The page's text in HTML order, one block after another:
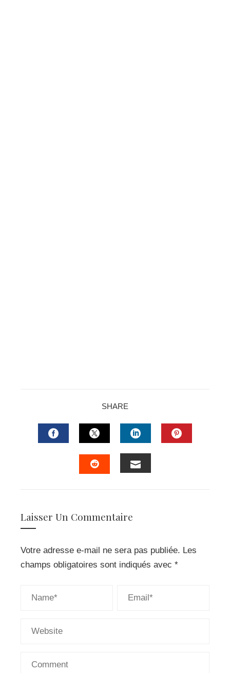
SHARE
FACEBOOKTWITTERLINKEDIN
Laisser Un Commentaire
Votre adresse e-mail ne sera pas publiée. Les
champs obligatoires sont indiqués avec *